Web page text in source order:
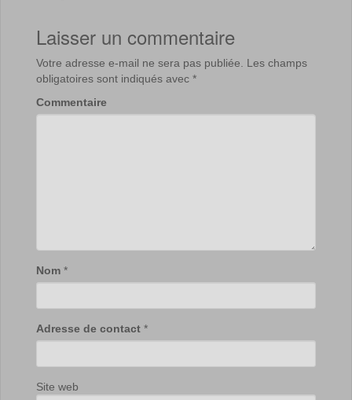
Laisser un commentaire
Votre adresse e-mail ne sera pas publiée.
Les champs
obligatoires sont indiqués avec *
Commentaire
Nom *
Adresse de contact *
Site web